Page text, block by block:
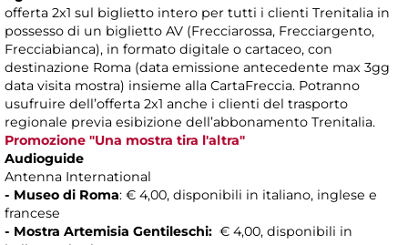
offerta 2x1 sul biglietto intero per tutti i clienti Trenitalia in
possesso di un biglietto AV (Frecciarossa, Frecciargento,
Frecciabianca), in formato digitale o cartaceo, con
destinazione Roma (data emissione antecedente max 3gg
data visita mostra) insieme alla CartaFreccia. Potranno
usufruire dell’offerta 2x1 anche i clienti del trasporto
regionale previa esibizione dell’abbonamento Trenitalia.
Promozione "Una mostra tira l'altra"
Audioguide
Antenna International
- Museo di Roma: € 4,00, disponibili in italiano, inglese e
francese
- Mostra Artemisia Gentileschi: € 4,00, disponibili in